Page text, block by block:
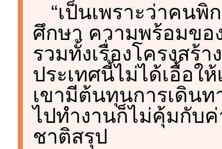
“เป็นเพราะว่าคนพิ
ศึกษา ความพร้อมขอ
รวมทั้งเรื่องโครงสร้
ประเทศนี้ไม่ได้เอื้อใ
เขามีต้นทุนการเดิน
ไปทำงานก็ไม่คุ้มกับ
ชาติสรุป